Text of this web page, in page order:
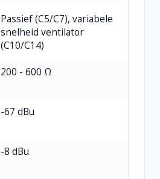
Passief (C5/C7), variabele
snelheid ventilator
(C10/C14)
200 - 600 Ω
-67 dBu
-8 dBu